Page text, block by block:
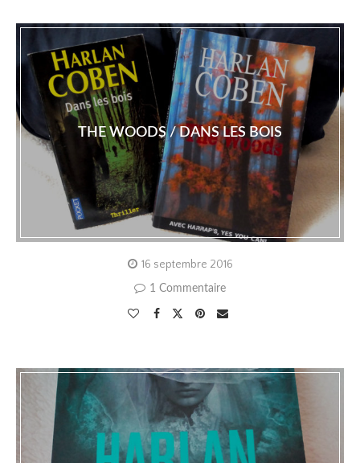
THE WOODS / DANS LES BOIS
16 septembre 2016
1 Commentaire